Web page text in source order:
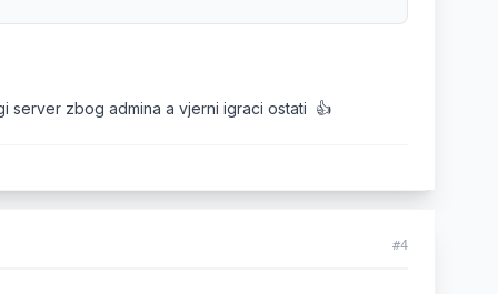
server zbog admina a vjerni igraci ostati 👍
#4